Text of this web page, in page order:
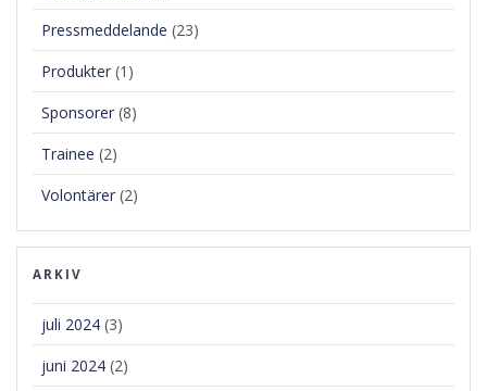
Pressmeddelande (23)
Produkter (1)
Sponsorer (8)
Trainee (2)
Volontärer (2)
ARKIV
juli 2024 (3)
juni 2024 (2)